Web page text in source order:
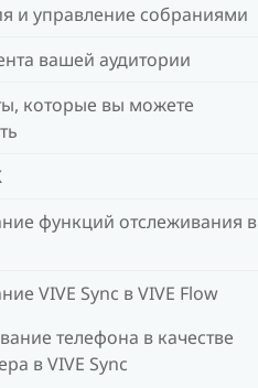
и управление собраниями
вашей аудитории
которые вы можете
функций отслеживания в
VIVE Sync в VIVE Flow
телефона в качестве
в VIVE Sync